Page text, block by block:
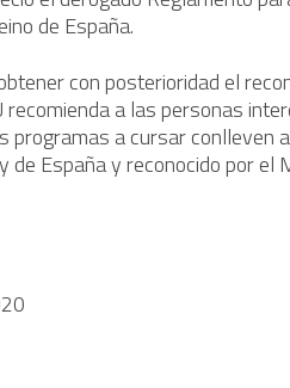
de España.
con posterioridad el
recomienda a las personas
programas a cursar conlleven
de España y reconocido por el